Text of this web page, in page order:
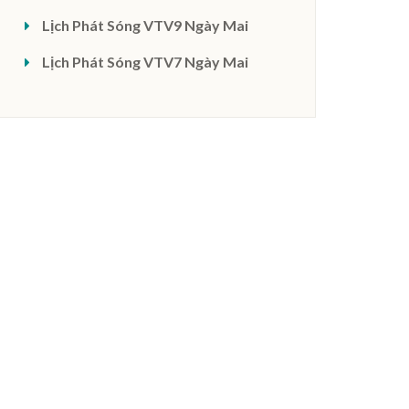
Lịch Phát Sóng VTV9 Ngày Mai
Lịch Phát Sóng VTV7 Ngày Mai